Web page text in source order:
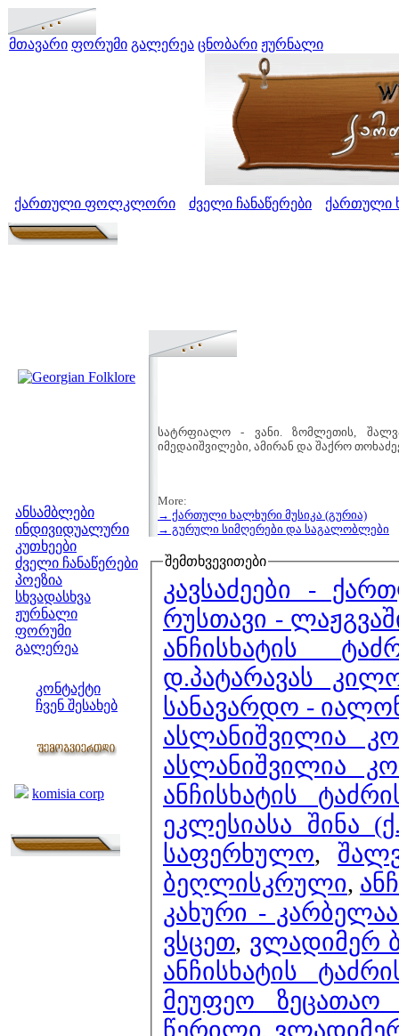
მთავარი ფორუმი გალერეა ცნობარი ჟურნალი
ქართული ფოლკლორი ძველი ჩანაწერები ქართული
ანსამბლები
ინდივიდუალური
კუთხეები
ძველი ჩანაწერები
პოეზია
სხვადასხვა
ჟურნალი
ფორუმი
გალერეა
კონტაქტი
ჩვენ შესახებ
komisia corp
სატრფიალო - ვანი. ზომლეთის,
იმედაიშვილები, ამირან და შაქრო
More:
→ ქართული ხალხური მუსიკა (გურია)
→ გურული სიმღერები და საგალობლები
შემთხვევითები
კავსაძეები -
რუსთავი -
ანჩისხატის
დ.პატარავას
სანავარდო -
ასლანიშვილია
ასლანიშვილია
ანჩისხატის
ეკლესიასა შინა
საფერხულო,
ბეღლისკრული,
კახური -
ვსცეთ, ვლადიმერ
ანჩისხატის
მეუფეო ზეცათაო
წერილი,